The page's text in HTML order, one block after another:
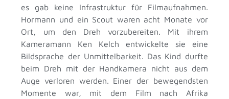
es gab keine Infrastruktur für Filmaufnahmen.
Hormann und ein Scout waren acht Monate vor
Ort, um den Dreh vorzubereiten. Mit ihrem
Kameramann Ken Kelch entwickelte sie eine
Bildsprache der Unmittelbarkeit. Das Kind durfte
beim Dreh mit der Handkamera nicht aus dem
Auge verloren werden. Einer der bewegendsten
Momente war, mit dem Film nach Afrika